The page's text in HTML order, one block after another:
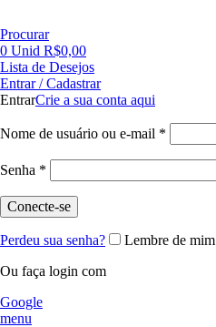
Procurar
0 Unid R$0,00
Lista de Desejos
Entrar / Cadastrar
EntrarCrie a sua conta aqui
Nome de usuário ou e-mail *
Senha *
Conecte-se
Perdeu sua senha?
Lembre de mim
Ou faça login com
Google
menu